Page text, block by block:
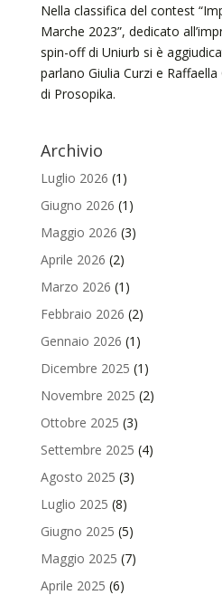
Nella classifica del contest
Marche 2023”, dedicato
spin-off di Uniurb si è
parlano Giulia Curzi e
di Prosopika.
Archivio
Luglio 2026 (1)
Giugno 2026 (1)
Maggio 2026 (3)
Aprile 2026 (2)
Marzo 2026 (1)
Febbraio 2026 (2)
Gennaio 2026 (1)
Dicembre 2025 (1)
Novembre 2025 (2)
Ottobre 2025 (3)
Settembre 2025 (4)
Agosto 2025 (3)
Luglio 2025 (8)
Giugno 2025 (5)
Maggio 2025 (7)
Aprile 2025 (6)